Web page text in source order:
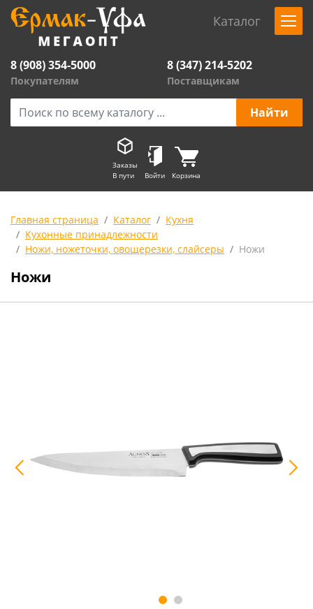
Каталог
8 (908) 354-5000
Покупателям
8 (347) 214-5202
Поставщикам
Заказы
В пути
Войти Корзина
Главная страница Каталог
Кухня
Кухонные принадлежности
Ножи, ножеточки, овощерезки, слайсеры
Ножи
Ножи